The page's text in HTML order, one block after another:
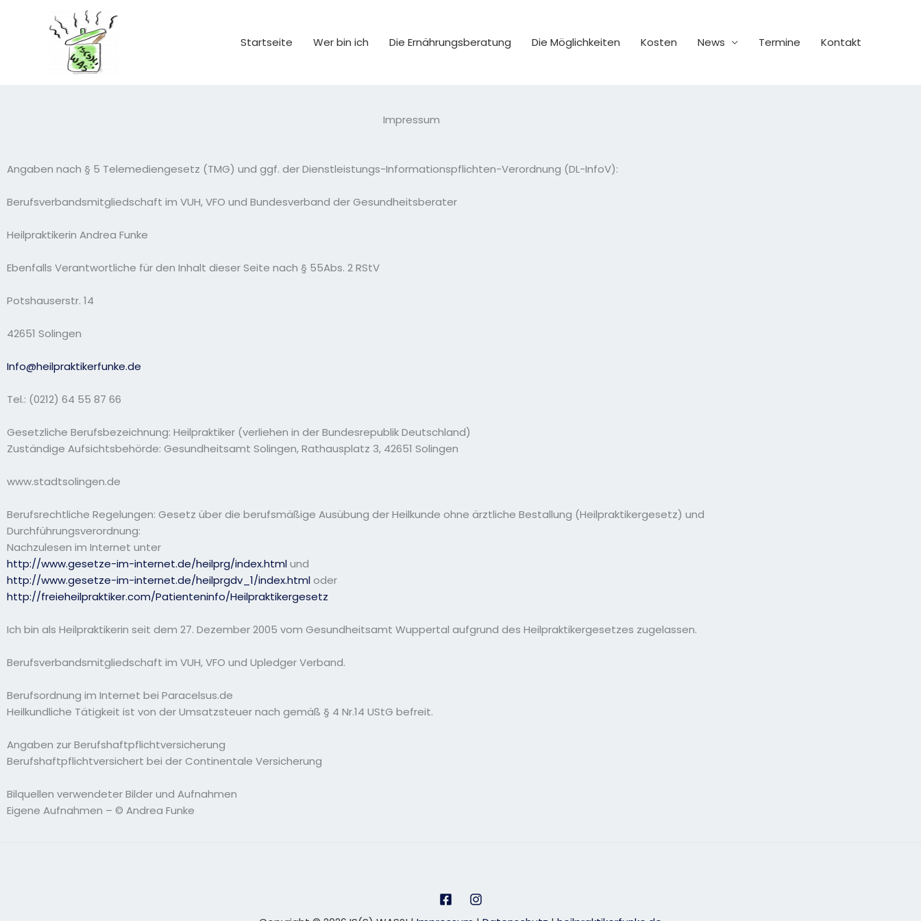
Startseite Wer bin ich Die Ernährungsberatung Die Möglichkeiten Kosten News Termine Kontakt
Impressum
Angaben nach § 5 Telemediengesetz (TMG) und ggf. der Dienstleistungs-Informationspflichten-Verordnung (DL-InfoV):
Berufsverbandsmitgliedschaft im VUH, VFO und Bundesverband der Gesundheitsberater
Heilpraktikerin Andrea Funke
Ebenfalls Verantwortliche für den Inhalt dieser Seite nach § 55Abs. 2 RStV
Potshauserstr. 14
42651 Solingen
Info@heilpraktikerfunke.de
Tel.: (0212) 64 55 87 66
Gesetzliche Berufsbezeichnung: Heilpraktiker (verliehen in der Bundesrepublik Deutschland)
Zuständige Aufsichtsbehörde: Gesundheitsamt Solingen, Rathausplatz 3, 42651 Solingen
www.stadtsolingen.de
Berufsrechtliche Regelungen: Gesetz über die berufsmäßige Ausübung der Heilkunde ohne ärztliche Bestallung (Heilpraktikergesetz) und
Durchführungsverordnung:
Nachzulesen im Internet unter
http://www.gesetze-im-internet.de/heilprg/index.htmlund
http://www.gesetze-im-internet.de/heilprgdv_1/index.htmloder
http://freieheilpraktiker.com/Patienteninfo/Heilpraktikergesetz
Ich bin als Heilpraktikerin seit dem 27. Dezember 2005 vom Gesundheitsamt Wuppertal aufgrund des Heilpraktikergesetzes zugelassen.
Berufsverbandsmitgliedschaft im VUH, VFO und Upledger Verband.
Berufsordnung im Internet bei Paracelsus.de
Heilkundliche Tätigkeit ist von der Umsatzsteuer nach gemäß § 4 Nr.14 UStG befreit.
Angaben zur Berufshaftpflichtversicherung
Berufshaftpflichtversichert bei der Continentale Versicherung
Bilquellen verwendeter Bilder und Aufnahmen
Eigene Aufnahmen – © Andrea Funke